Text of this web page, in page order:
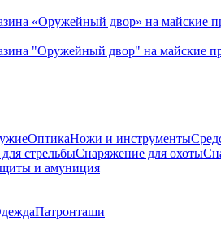
«Оружейный двор» на майские
"Оружейный двор" на майские
ОптикаНожи и инструменты
стрельбыСнаряжение для охоты
и амуниция
Патронташи